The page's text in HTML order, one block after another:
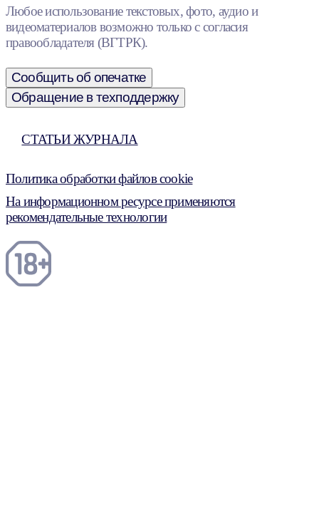
Любое использование текстовых, фото, аудио и
видеоматериалов возможно только с согласия
правообладателя (ВГТРК).
Сообщить об опечатке
Обращение в техподдержку
СТАТЬИ ЖУРНАЛА
Политика обработки файлов cookie
На информационном ресурсе применяются
рекомендательные технологии